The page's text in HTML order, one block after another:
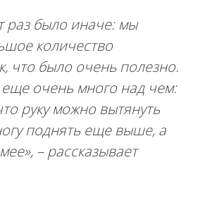
раз было иначе: мы
количество
что было очень полезно.
еще очень много над чем:
руку можно вытянуть
поднять еще выше, а
– рассказывает